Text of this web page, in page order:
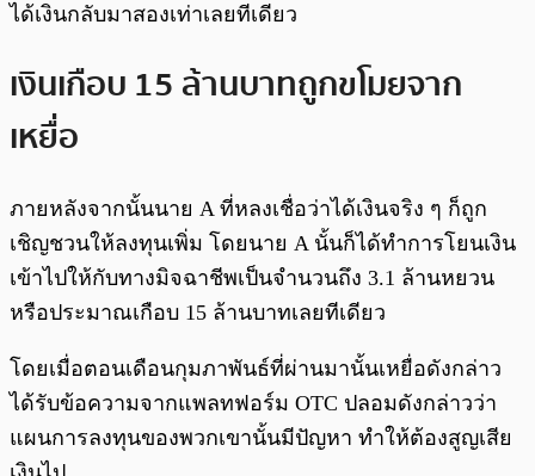
ได้เงินกลับมาสองเท่าเลยทีเดียว
เงินเกือบ 15 ล้านบาทถูกขโมยจาก
เหยื่อ
ภายหลังจากนั้นนาย A ที่หลงเชื่อว่าได้เงินจริง ๆ ก็ถูก
เชิญชวนให้ลงทุนเพิ่ม โดยนาย A นั้นก็ได้ทำการโยนเงิน
เข้าไปให้กับทางมิจฉาชีพเป็นจำนวนถึง 3.1 ล้านหยวน
หรือประมาณเกือบ 15 ล้านบาทเลยทีเดียว
โดยเมื่อตอนเดือนกุมภาพันธ์ที่ผ่านมานั้นเหยื่อดังกล่าว
ได้รับข้อความจากแพลทฟอร์ม OTC ปลอมดังกล่าวว่า
แผนการลงทุนของพวกเขานั้นมีปัญหา ทำให้ต้องสูญเสีย